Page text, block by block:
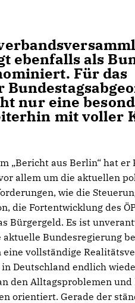
ebenfalls als
Für das
nur eine
mit voller
„Bericht aus Berlin“ hat
allem um die aktuellen
wie die
die Fortentwicklung des
Bürgergeld. Es ist
aktuelle Bundesregierung
eine vollständige
Deutschland endlich
den Alltagsproblemen
orientiert. Gerade der